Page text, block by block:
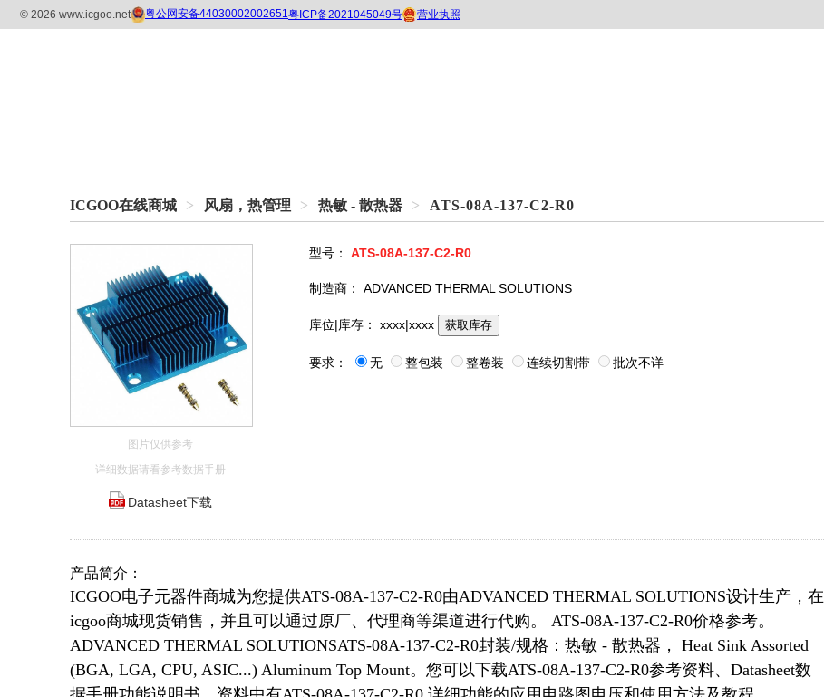
ICGOO在线商城 > 风扇，热管理 > 热敏 - 散热器 > ATS-08A-137-C2-R0
图片仅供参考
详细数据请看参考数据手册
Datasheet下载
型号： ATS-08A-137-C2-R0
制造商： ADVANCED THERMAL SOLUTIONS
库位|库存： xxxx|xxxx 获取库存
要求： 无 整包装 整卷装 连续切割带 批次不详
产品简介：
ICGOO电子元器件商城为您提供ATS-08A-137-C2-R0由ADVANCED THERMAL SOLUTIONS设计生产，在
icgoo商城现货销售，并且可以通过原厂、代理商等渠道进行代购。 ATS-08A-137-C2-R0价格参考。
ADVANCED THERMAL SOLUTIONSATS-08A-137-C2-R0封装/规格：热敏 - 散热器， Heat Sink Assorted
(BGA, LGA, CPU, ASIC...) Aluminum Top Mount。您可以下载ATS-08A-137-C2-R0参考资料、Datasheet数